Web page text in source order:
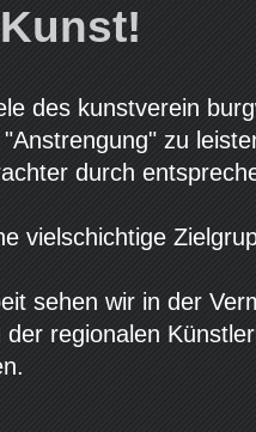
des kunstverein
zu
durch
vielschichtige
sehen wir in der
regionalen